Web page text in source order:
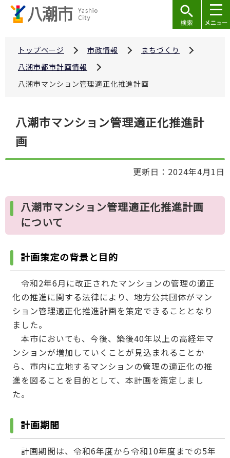
トップページ 市政情報
まちづくり
八潮市都市計画情報
八潮市マンション管理適正化推進計画
八潮市マンション管理適正化推進計
画
更新日：2024年4月1日
八潮市マンション管理適正化推進計画
について
計画策定の背景と目的
令和2年6月に改正されたマンションの管理の適正
化の推進に関する法律により、地方公共団体がマン
ション管理適正化推進計画を策定できることとなり
ました。
本市においても、今後、築後40年以上の高経年マ
ンションが増加していくことが見込まれることか
ら、市内に立地するマンションの管理の適正化の推
進を図ることを目的として、本計画を策定しまし
た。
計画期間
計画期間は、令和6年度から令和10年度までの5年